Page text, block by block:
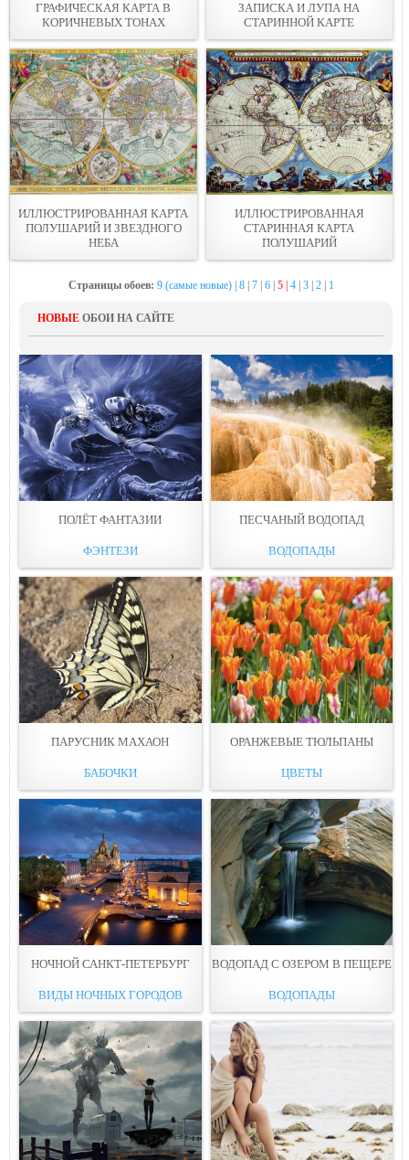
ГРАФИЧЕСКАЯ КАРТА В
КОРИЧНЕВЫХ ТОНАХ
ЗАПИСКА И ЛУПА НА
СТАРИННОЙ КАРТЕ
ИЛЛЮСТРИРОВАННАЯ КАРТА
ПОЛУШАРИЙ И ЗВЕЗДНОГО
НЕБА
ИЛЛЮСТРИРОВАННАЯ
СТАРИННАЯ КАРТА
ПОЛУШАРИЙ
Страницы обоев: 9 (самые новые) 8 7 6 5 | 4 3 2 1
НОВЫЕ ОБОИ НА САЙТЕ
ПОЛЁТ ФАНТАЗИИ
ФЭНТЕЗИ
ПЕСЧАНЫЙ ВОДОПАД
ВОДОПАДЫ
ПАРУСНИК МАХАОН
БАБОЧКИ
ОРАНЖЕВЫЕ ТЮЛЬПАНЫ
ЦВЕТЫ
НОЧНОЙ САНКТ-ПЕТЕРБУРГ
ВИДЫ НОЧНЫХ ГОРОДОВ
ВОДОПАД С ОЗЕРOМ В ПЕЩЕРЕ
ВОДОПАДЫ